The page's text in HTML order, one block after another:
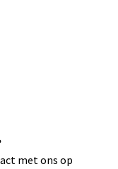
met ons op